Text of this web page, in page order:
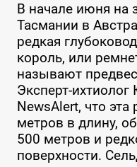
В начале июня на
Тасмании в
редкая
король, или
называют
Эксперт-
NewsAlert, что
метров в длину,
500 метров и
поверхности.